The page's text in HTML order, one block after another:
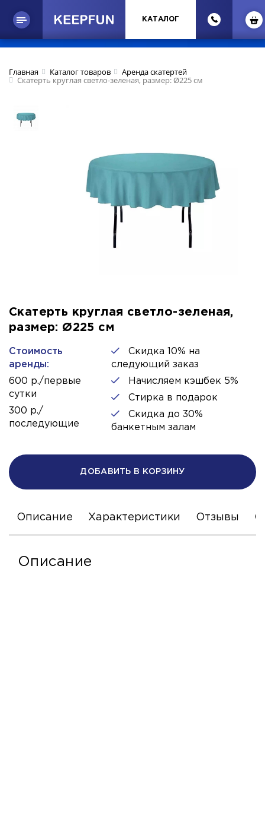
КАТАЛОГ
Главная Каталог товаров Аренда скатертей
Скатерть круглая светло-зеленая, размер: Ø225 см
Скатерть круглая светло-зеленая,
размер: Ø225 см
Стоимость
аренды:
600 р./первые
сутки
300 р./
последующие
Скидка 10% на
следующий заказ
Начисляем кэшбек 5%
Стирка в подарок
Скидка до 30%
банкетным залам
ДОБАВИТЬ В КОРЗИНУ
Описание Характеристики Отзывы С
Описание